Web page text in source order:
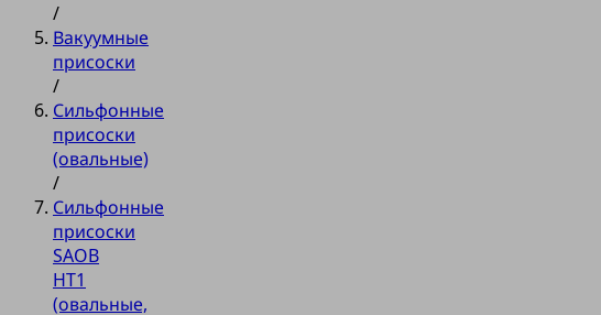
/
Вакуумные
присоски
/
Сильфонные
присоски
(овальные)
/
Сильфонные
присоски
SAOB
HT1
(овальные,